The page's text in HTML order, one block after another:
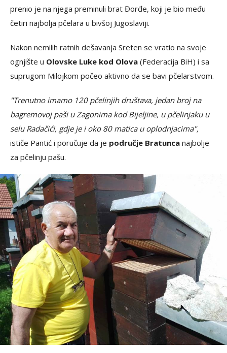
prenio je na njega preminuli brat Đorđe, koji je bio među
četiri najbolja pčelara u bivšoj Jugoslaviji.
Nakon nemilih ratnih dešavanja Sreten se vratio na svoje
ognjište u Olovske Luke kod Olova (Federacija BiH) i sa
suprugom Milojkom počeo aktivno da se bavi pčelarstvom.
"Trenutno imamo 120 pčelinjih društava, jedan broj na
bagremovoj paši u Zagonima kod Bijeljine, u pčelinjaku u
selu Radačići, gdje je i oko 80 matica u oplodnjacima",
ističe Pantić i poručuje da je područje Bratunca najbolje
za pčelinju pašu.